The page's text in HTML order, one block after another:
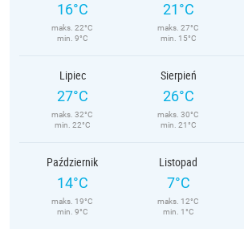
16°C
maks. 22°C
min. 9°C
21°C
maks. 27°C
min. 15°C
Lipiec
27°C
maks. 32°C
min. 22°C
Sierpień
26°C
maks. 30°C
min. 21°C
Październik
14°C
maks. 19°C
min. 9°C
Listopad
7°C
maks. 12°C
min. 1°C